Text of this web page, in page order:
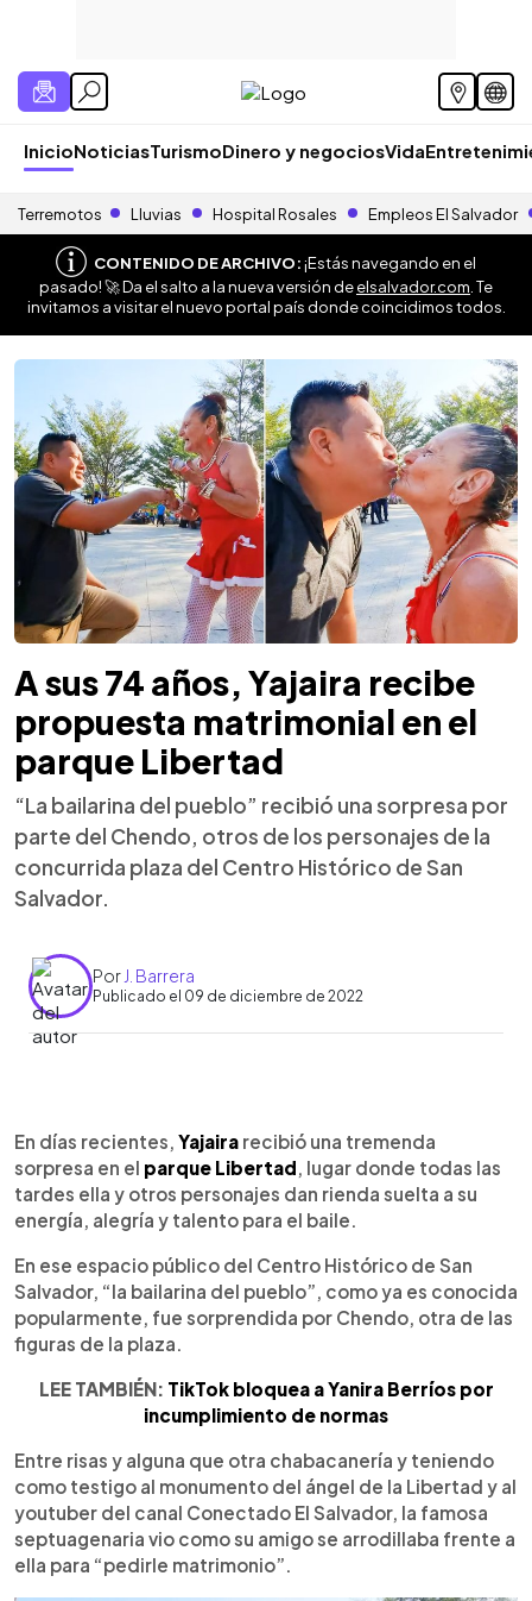
InicioNoticiasTurismoDinero y negociosVida
Terremotos Lluvias Hospital Rosales Empleos El Salvador
CONTENIDO DE ARCHIVO:¡Estás navegando en el
pasado! 🚀 Da el salto a la nueva versión deelsalvador.com . Te
invitamos a visitar el nuevo portal país donde coincidimos todos.
A sus 74 años, Yajaira recibe
propuesta matrimonial en el
parque Libertad
“La bailarina del pueblo” recibió una sorpresa por
parte del Chendo, otros de los personajes de la
concurrida plaza del Centro Histórico de San
Salvador.
Por J. Barrera
Publicado el 09 de diciembre de 2022
Escuchar artículo
En días recientes, Yajaira recibió una tremenda
sorpresa en el parque Libertad , lugar donde todas las
tardes ella y otros personajes dan rienda suelta a su
energía, alegría y talento para el baile.
En ese espacio público del Centro Histórico de San
Salvador, “la bailarina del pueblo”, como ya es conocida
popularmente, fue sorprendida por Chendo, otra de las
figuras de la plaza.
LEE TAMBIÉN: TikTok bloquea a Yanira Berríos por
incumplimiento de normas
Entre risas y alguna que otra chabacanería y teniendo
como testigo al monumento del ángel de la Libertad y al
youtuber del canal Conectado El Salvador, la famosa
septuagenaria vio como su amigo se arrodillaba frente a
ella para “pedirle matrimonio”.